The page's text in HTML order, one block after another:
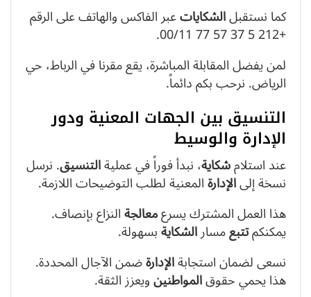
كما نستقبلالشكاياتعبر الفاكس والهاتف على الرقم
+212 5 37 57 77 00/11.
لمن يفضل المقابلة المباشرة، يقع مقرنا في الرباط، حي
الرياض. نرحب بكم دائماً.
التنسيق بين الجهات المعنية ودور
الإدارة والوسيط
عند استلامشكاية، نبدأ فوراً في عمليةالتنسيق. نرسل
نسخة إلىالإدارةالمعنية لطلب التوضيحات اللازمة.
هذا العمل المشترك يسرعمعالجةالنزاع بإنصاف.
يمكنكمتتبعمسارالشكايةبسهولة.
نسعى لضمان استجابةالإدارةضمن الآجال المحددة.
هذا يحمي حقوقالمواطنينويعزز الثقة.